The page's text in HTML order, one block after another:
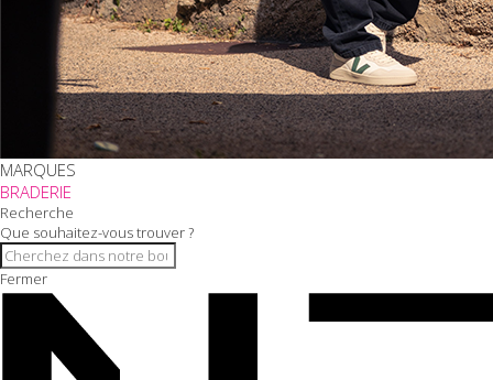
MARQUES
BRADERIE
Recherche
Que souhaitez-vous trouver ?
Fermer